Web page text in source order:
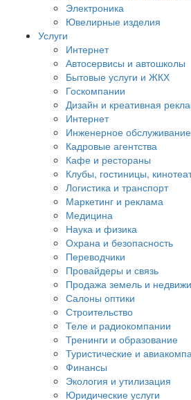
Электроника
Ювелирные изделия
Услуги
Интернет
Автосервисы и автошколы
Бытовые услуги и ЖКХ
Госкомпании
Дизайн и креативная
Интернет
Инженерное обслуживание
Кадровые агентства
Кафе и рестораны
Клубы, гостиницы,
Логистика и транспорт
Маркетинг и реклама
Медицина
Наука и физика
Охрана и безопасность
Переводчики
Провайдеры и связь
Продажа земель и
Салоны оптики
Строительство
Теле и радиокомпании
Тренинги и образование
Туристические и
Финансы
Экология и утилизация
Юридические услуги